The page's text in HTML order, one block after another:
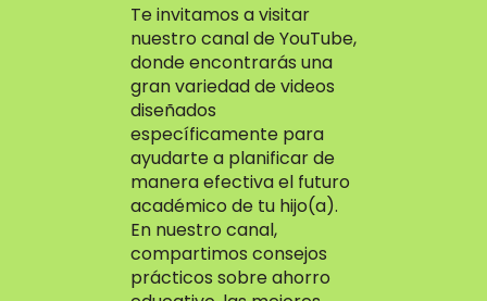
Te invitamos a visitar
nuestro canal de YouTube,
donde encontrarás una
gran variedad de videos
diseñados
específicamente para
ayudarte a planificar de
manera efectiva el futuro
académico de tu hijo(a).
En nuestro canal,
compartimos consejos
prácticos sobre ahorro